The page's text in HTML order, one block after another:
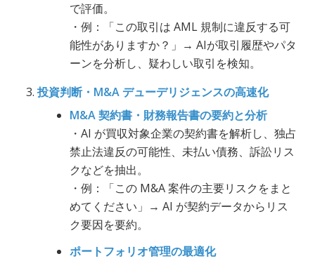
で評価。
・例：「この取引は AML 規制に違反する可
能性がありますか？」→ AIが取引履歴やパタ
ーンを分析し、疑わしい取引を検知。
投資判断・M&A デューデリジェンスの高速化
M&A 契約書・財務報告書の要約と分析
・AI が買収対象企業の契約書を解析し、独占
禁止法違反の可能性、未払い債務、訴訟リス
クなどを抽出。
・例：「この M&A 案件の主要リスクをまと
めてください」→ AI が契約データからリス
ク要因を要約。
ポートフォリオ管理の最適化